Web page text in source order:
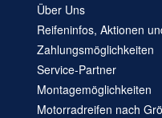
Über Uns
Reifeninfos, Aktionen
Zahlungsmöglichkeiten
Service-Partner
Montagemöglichkeiten
Motorradreifen nach